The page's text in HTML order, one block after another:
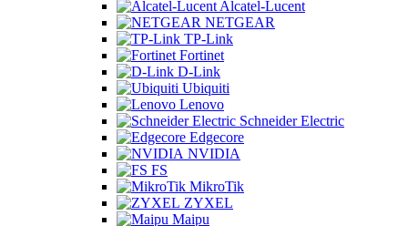
Alcatel-Lucent
NETGEAR
TP-Link
Fortinet
D-Link
Ubiquiti
Lenovo
Schneider Electric
Edgecore
NVIDIA
FS
MikroTik
ZYXEL
Maipu